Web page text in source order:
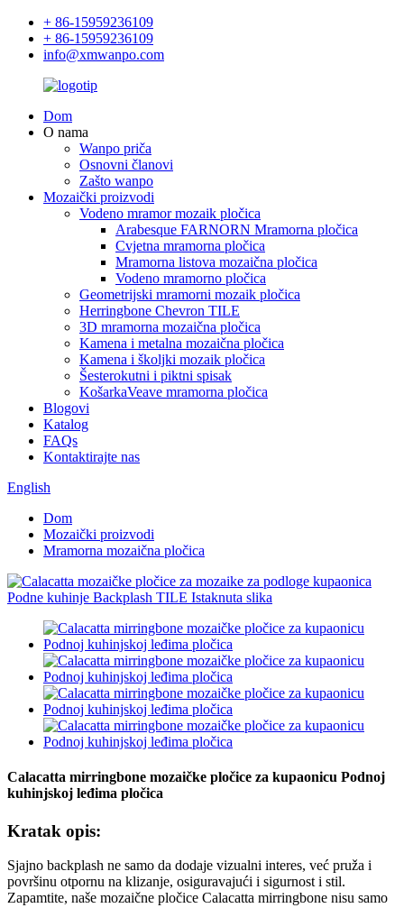
+ 86-15959236109
+ 86-15959236109
info@xmwanpo.com
Dom
O nama
Wanpo priča
Osnovni članovi
Zašto wanpo
Mozaički proizvodi
Vodeno mramor mozaik pločica
Arabesque FARNORN Mramorna pločica
Cvjetna mramorna pločica
Mramorna listova mozaična pločica
Vodeno mramorno pločica
Geometrijski mramorni mozaik pločica
Herringbone Chevron TILE
3D mramorna mozaična pločica
Kamena i metalna mozaična pločica
Kamena i školjki mozaik pločica
Šesterokutni i piktni spisak
KošarkaVeave mramorna pločica
Blogovi
Katalog
FAQs
Kontaktirajte nas
English
Dom
Mozaički proizvodi
Mramorna mozaična pločica
Calacatta mirringbone mozaičke pločice za kupaonicu Podnoj
kuhinjskoj leđima pločica
Kratak opis:
Sjajno backplash ne samo da dodaje vizualni interes, već pruža i
površinu otpornu na klizanje, osiguravajući i sigurnost i stil.
Zapamtite, naše mozaične pločice Calacatta mirringbone nisu samo